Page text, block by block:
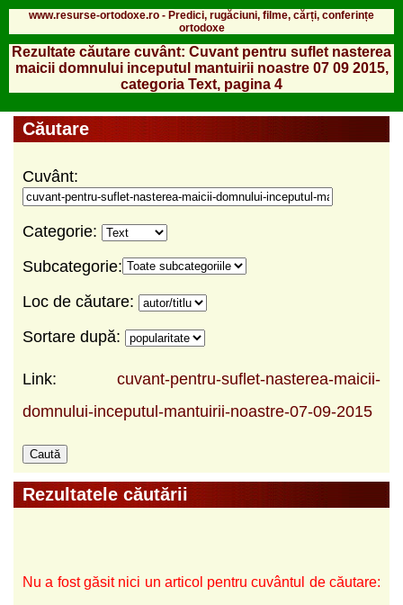
www.resurse-ortodoxe.ro - Predici, rugăciuni, filme, cărți, conferințe
ortodoxe
Rezultate căutare cuvânt: Cuvant pentru suflet nasterea
maicii domnului inceputul mantuirii noastre 07 09 2015,
categoria Text, pagina 4
Căutare
Cuvânt:
Categorie:
Subcategorie:
Loc de căutare:
Sortare după:
Link: cuvant-pentru-suflet-nasterea-maicii-
domnului-inceputul-mantuirii-noastre-07-09-2015
Rezultatele căutării
Nu a fost găsit nici un articol pentru cuvântul de căutare: